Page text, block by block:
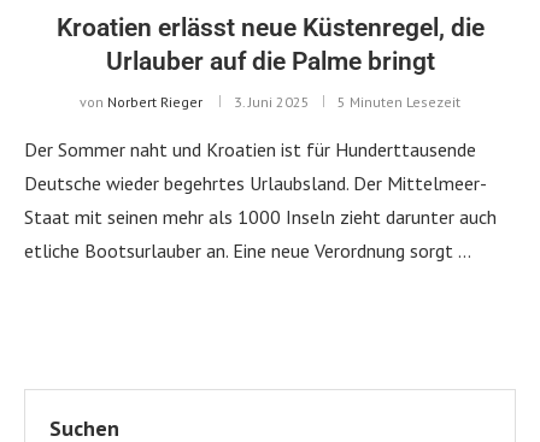
Kroatien erlässt neue Küstenregel, die
Urlauber auf die Palme bringt
von Norbert Rieger 3. Juni 2025 5 Minuten Lesezeit
Der Sommer naht und Kroatien ist für Hunderttausende
Deutsche wieder begehrtes Urlaubsland. Der Mittelmeer-
Staat mit seinen mehr als 1000 Inseln zieht darunter auch
etliche Bootsurlauber an. Eine neue Verordnung sorgt …
Suchen